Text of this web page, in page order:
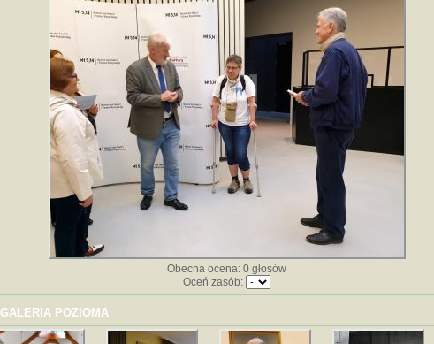
Obecna ocena: 0 głosów
Oceń zasób:
GALERIA POZIOMA